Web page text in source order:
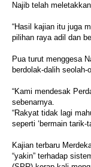
Najib telah
“Hasil kajian itu juga
pilihan raya adil dan
Pua turut menggesa
berdolak-dalih seolah-
“Kami mendesak
sebenarnya.
“Rakyat tidak lagi
seperti ‘bermain tarik-
Kajian terbaru
“yakin” terhadap